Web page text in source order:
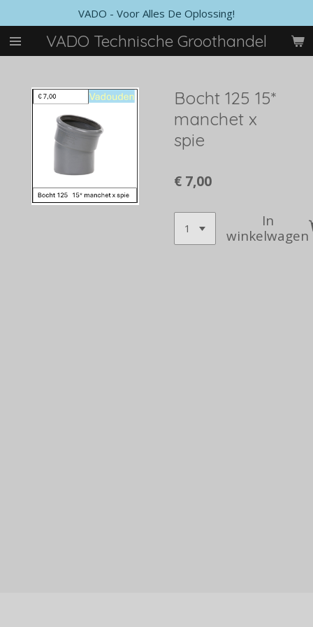
direct
naar
de
VADO Technische Groothandel
VADO - Voor Alles De Oplossing!
Bocht 125 15*
manchet x
spie
€ 7,00
In
winkelwagen